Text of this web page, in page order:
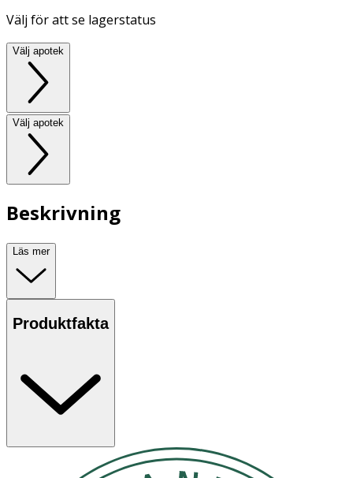
Välj för att se lagerstatus
Välj apotek
Välj apotek
Beskrivning
Läs mer
Produktfakta